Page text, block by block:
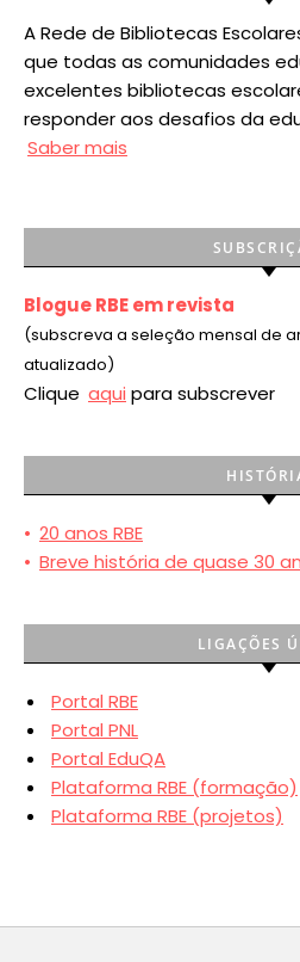
A Rede de Bibliotecas
que todas as comunidades
excelentes bibliotecas
responder aos desafios da
Saber mais
Blogue RBE em revista
(subscreva a seleção mensal de
atualizado)
Clique aqui para subscrever
• 20 anos RBE
• Breve história de quase 30
LIGAÇÕES
Portal RBE
Portal PNL
Portal EduQA
Plataforma RBE (formação)
Plataforma RBE (projetos)